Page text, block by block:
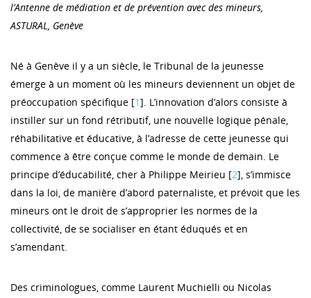
l’Antenne de médiation et de prévention avec des mineurs,
ASTURAL, Genève
Né à Genève il y a un siècle, le Tribunal de la jeunesse
émerge à un moment où les mineurs deviennent un objet de
préoccupation spécifique [1]. L’innovation d’alors consiste à
instiller sur un fond rétributif, une nouvelle logique pénale,
réhabilitative et éducative, à l’adresse de cette jeunesse qui
commence à être conçue comme le monde de demain. Le
principe d’éducabilité, cher à Philippe Meirieu [2], s’immisce
dans la loi, de manière d’abord paternaliste, et prévoit que les
mineurs ont le droit de s’approprier les normes de la
collectivité, de se socialiser en étant éduqués et en
s’amendant.
Des criminologues, comme Laurent Muchielli ou Nicolas